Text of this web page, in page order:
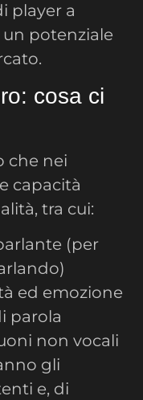
player a
un potenziale
cosa ci
che nei
capacità
tra cui:
(per
ed emozione
parola
non vocali
gli
e, di